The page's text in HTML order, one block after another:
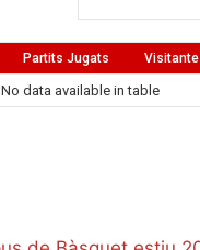
Partits Jugats Visitante
No data available in table